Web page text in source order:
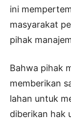
ini
masyarakat
pihak
Bahwa pihak
memberikan
lahan untuk
diberikan hak